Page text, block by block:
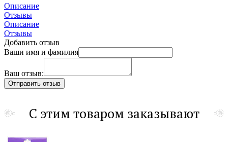
Описание
Отзывы
Описание
Отзывы
Добавить отзыв
Ваши имя и фамилия
Ваш отзыв:
С этим товаром заказывают